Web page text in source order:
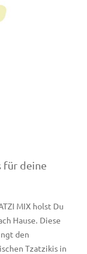
für deine
MIX holst Du
Hause. Diese
den
Tzatzikis in